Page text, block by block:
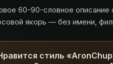
60-90-словное описание
якорь — без имени,
стиль